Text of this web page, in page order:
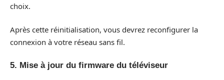
choix.
Après cette réinitialisation, vous devrez reconfigurer la
connexion à votre réseau sans fil.
5. Mise à jour du firmware du téléviseur